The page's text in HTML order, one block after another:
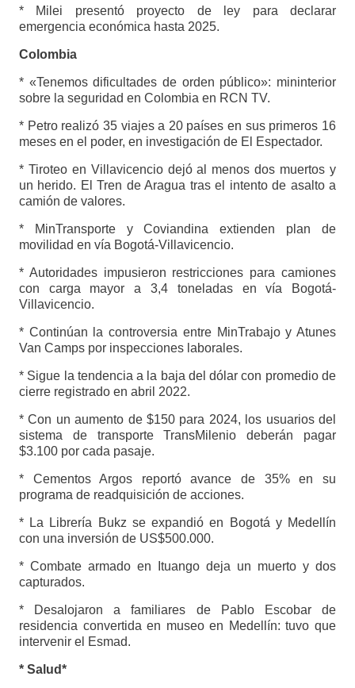
* Milei presentó proyecto de ley para declarar
emergencia económica hasta 2025.
Colombia
* «Tenemos dificultades de orden público»: mininterior
sobre la seguridad en Colombia en RCN TV.
* Petro realizó 35 viajes a 20 países en sus primeros 16
meses en el poder, en investigación de El Espectador.
* Tiroteo en Villavicencio dejó al menos dos muertos y
un herido. El Tren de Aragua tras el intento de asalto a
camión de valores.
* MinTransporte y Coviandina extienden plan de
movilidad en vía Bogotá-Villavicencio.
* Autoridades impusieron restricciones para camiones
con carga mayor a 3,4 toneladas en vía Bogotá-
Villavicencio.
* Continúan la controversia entre MinTrabajo y Atunes
Van Camps por inspecciones laborales.
* Sigue la tendencia a la baja del dólar con promedio de
cierre registrado en abril 2022.
* Con un aumento de $150 para 2024, los usuarios del
sistema de transporte TransMilenio deberán pagar
$3.100 por cada pasaje.
* Cementos Argos reportó avance de 35% en su
programa de readquisición de acciones.
* La Librería Bukz se expandió en Bogotá y Medellín
con una inversión de US$500.000.
* Combate armado en Ituango deja un muerto y dos
capturados.
* Desalojaron a familiares de Pablo Escobar de
residencia convertida en museo en Medellín: tuvo que
intervenir el Esmad.
* Salud*